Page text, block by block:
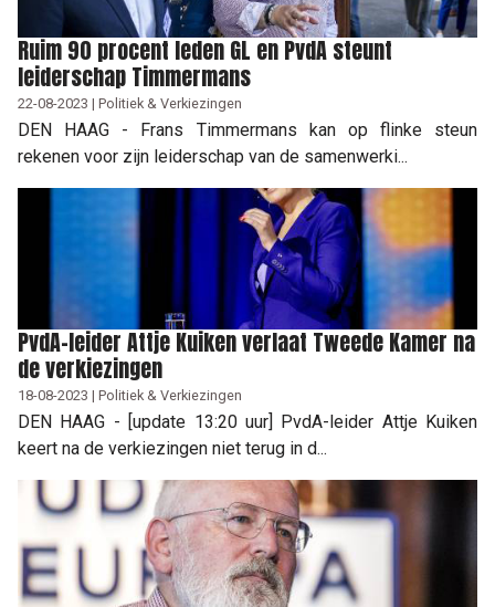
Ruim 90 procent leden GL en PvdA steunt
leiderschap Timmermans
22-08-2023 | Politiek & Verkiezingen
DEN HAAG - Frans Timmermans kan op flinke steun
rekenen voor zijn leiderschap van de samenwerki...
PvdA-leider Attje Kuiken verlaat Tweede Kamer na
de verkiezingen
18-08-2023 | Politiek & Verkiezingen
DEN HAAG - [update 13:20 uur] PvdA-leider Attje Kuiken
keert na de verkiezingen niet terug in d...